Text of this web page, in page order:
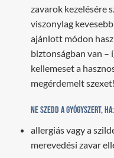
zavarok kezelésére
viszonylag
ajánlott módon
biztonságban van –
kellemeset a
megérdemelt szexet!
Ne szedd a gyógyszert, ha:
allergiás vagy a
merevedési zavar